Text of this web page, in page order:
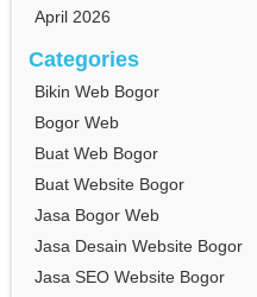
April 2026
Categories
Bikin Web Bogor
Bogor Web
Buat Web Bogor
Buat Website Bogor
Jasa Bogor Web
Jasa Desain Website Bogor
Jasa SEO Website Bogor